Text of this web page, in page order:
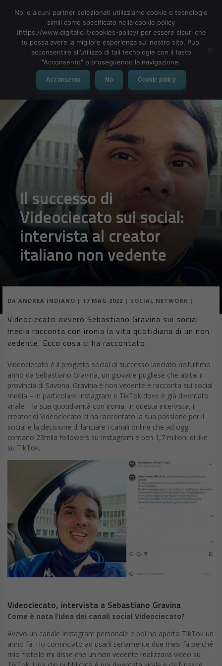
MENU
Il successo di
Videociecato sui social:
intervista al creator
italiano non vedente
DA ANDREA INDIANO | 17 MAG 2022 | SOCIAL NETWORK |
Videociecato ovvero Sebastiano Gravina sui social
media racconta con ironia la vita quotidiana di un non
vedente. Ecco cosa ci ha raccontato.
Videociecato è il progetto social di successo lanciato nell’ultimo
anno da Sebastiano Gravina, un giovane pugliese che abita in
provincia di Savona. Gravina è non vedente e racconta sui social
media – in particolare Instagram e TikTok dove è già diventato
virale – la sua quotidianità con ironia. In questa intervista, il
creator di Videociecato ci ha raccontato la sua passione per il
social e la decisione di lanciare i canali online che ad oggi
contano 23mila followers su Instagram e ben 1,7 milioni di like
su TikTok.
Videociecato, intervista a Sebastiano Gravina
Come è nata l’idea dei canali social Videociecato?
Avevo un canale Instagram personale e poi ho aperto TikTok un
anno fa. Ho cominciato ad usarli seriamente due mesi fa perché
mio fratello mi disse che un non vedente realizzava video su
Noi e alcuni partner selezionati utilizziamo cookie o tecnologie
simili come specificato nella cookie policy
(https://www.digitalic.it/cookies-policy) per essere sicuri che
tu possa avere la migliore esperienza sul nostro sito. Puoi
acconsentire all’utilizzo di tali tecnologie con il tasto
"Acconsento" o proseguendo la navigazione.
Acconsento No Cookie policy